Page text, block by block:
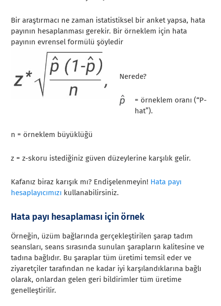
Bir araştırmacı ne zaman istatistiksel bir anket yapsa, hata
payının hesaplanması gerekir. Bir örneklem için hata
payının evrensel formülü şöyledir
Nerede?
= örneklem oranı (“P-
hat”).
n = örneklem büyüklüğü
z = z-skoru istediğiniz güven düzeylerine karşılık gelir.
Kafanız biraz karışık mı? Endişelenmeyin! Hata payı
hesaplayıcımızı kullanabilirsiniz.
Hata payı hesaplaması için örnek
Örneğin, üzüm bağlarında gerçekleştirilen şarap tadım
seansları, seans sırasında sunulan şarapların kalitesine ve
tadına bağlıdır. Bu şaraplar tüm üretimi temsil eder ve
ziyaretçiler tarafından ne kadar iyi karşılandıklarına bağlı
olarak, onlardan gelen geri bildirimler tüm üretime
genelleştirilir.